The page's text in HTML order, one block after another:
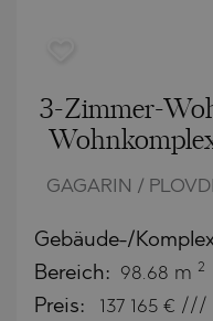
3-Zimmer-
GAGARIN /
Gebäude-/
Bereich: 98.68 m 2
Preis: 137 165 € ///